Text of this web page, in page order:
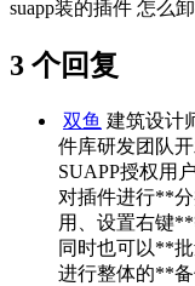
suapp装的插件 怎么
3 个回复
双鱼 建筑设计
件库研发团队
SUAPP授权用
对插件进行**
用、设置右键**
同时也可以**
进行整体的**备